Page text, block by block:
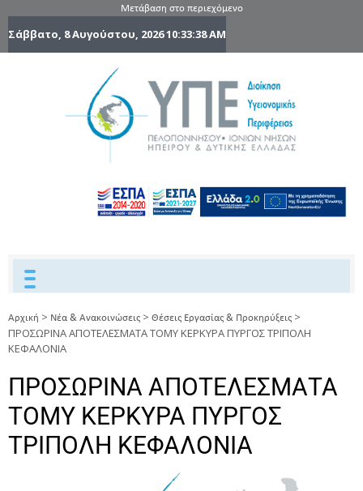
Μετάβαση στο περιεχόμενο
Σάββατο, 8 Αυγούστου, 202610:33:38 AM
Ηπείρου
Δυτικής
Ελλάδας
Αρχική > Νέα & Ανακοινώσεις > Θέσεις Εργασίας & Προκηρύξεις >
ΠΡΟΣΩΡΙΝΑ ΑΠΟΤΕΛΕΣΜΑΤΑ ΤΟΜΥ ΚΕΡΚΥΡΑ ΠΥΡΓΟΣ ΤΡΙΠΟΛΗ
ΚΕΦΑΛΟΝΙΑ
ΠΡΟΣΩΡΙΝΑ ΑΠΟΤΕΛΕΣΜΑΤΑ
ΤΟΜΥ ΚΕΡΚΥΡΑ ΠΥΡΓΟΣ
ΤΡΙΠΟΛΗ ΚΕΦΑΛΟΝΙΑ